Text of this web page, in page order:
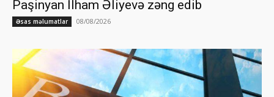
Paşinyan İlham Əliyevə zəng edib
Əsas məlumatlar 08/08/2026